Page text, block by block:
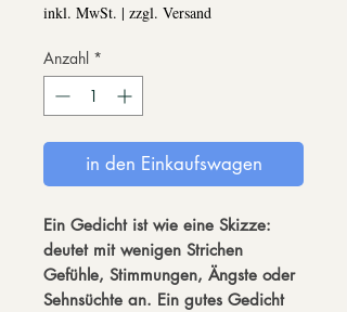
inkl. MwSt. | zzgl. Versand
Anzahl *
in den Einkaufswagen
Ein Gedicht ist wie eine Skizze:
deutet mit wenigen Strichen
Gefühle, Stimmungen, Ängste oder
Sehnsüchte an. Ein gutes Gedicht